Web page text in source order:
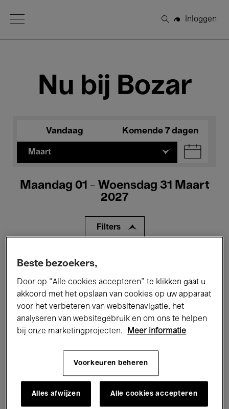
Open Menu
Zoeken
Inloggen
Nu bij Bozar
Vandaag Komende 7 dagen
Maart
Maandag 01 - Woensdag 31 Maart
2027
Filters
Alle evenementen
Tentoonstellingen Films
Performances Lezingen & Debatten
Jazz Klassieke Muziek Global Music
Voor iedereen Kids’ Palace
Beste bezoekers,
Door op “Alle cookies accepteren” te klikken gaat u
akkoord met het opslaan van cookies op uw apparaat
voor het verbeteren van websitenavigatie, het
analyseren van websitegebruik en om ons te helpen
bij onze marketingprojecten.
Meer informatie
Voorkeuren beheren
Alles afwijzen Alle cookies accepteren